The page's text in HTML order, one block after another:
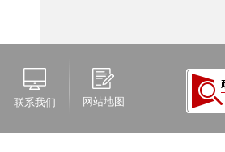
联系我们 网站地图